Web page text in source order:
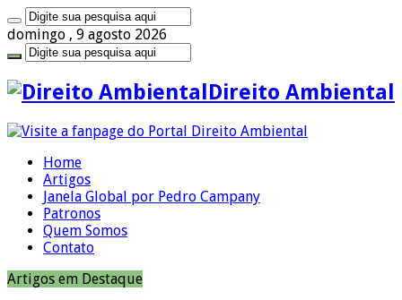
domingo , 9 agosto 2026
Direito Ambiental
Home
Artigos
Janela Global por Pedro Campany
Patronos
Quem Somos
Contato
Artigos em Destaque